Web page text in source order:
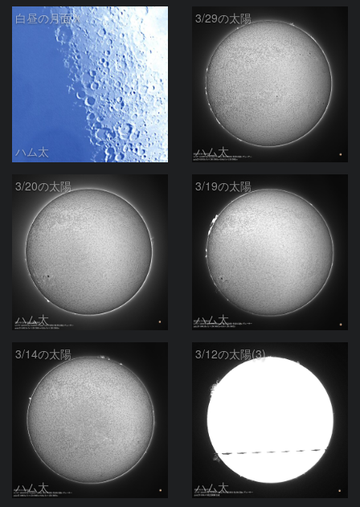
白昼の月面Ｘ
ハム太
3/29の太陽
ハム太
3/20の太陽
ハム太
3/19の太陽
ハム太
3/14の太陽
ハム太
3/12の太陽(3)
ハム太